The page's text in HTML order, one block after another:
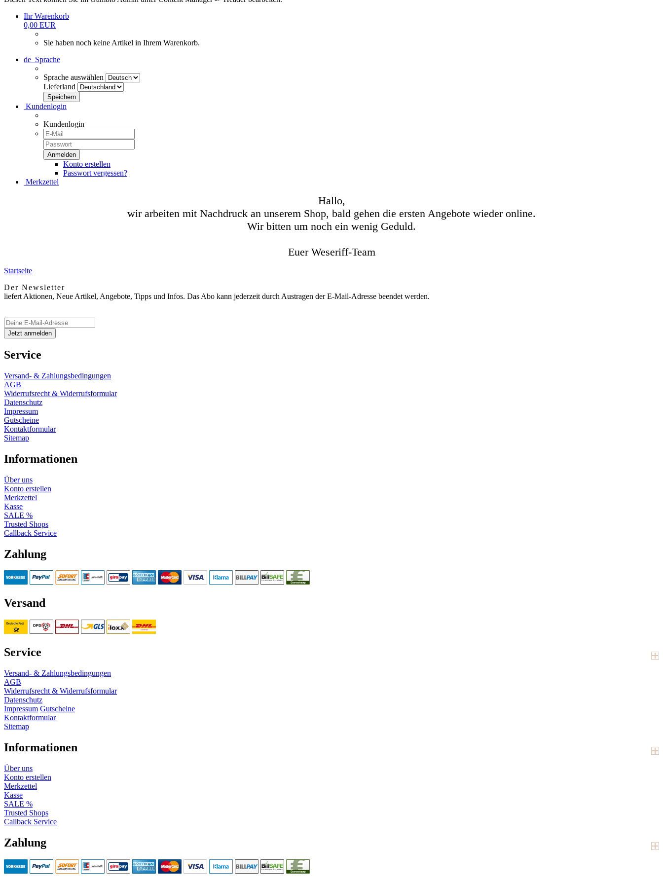
Ihr Warenkorb
0,00 EUR
Sie haben noch keine Artikel in Ihrem Warenkorb.
de Sprache
Sprache auswählen
Lieferland
Kundenlogin
Kundenlogin
Konto erstellen
Passwort vergessen?
Merkzettel
Hallo,
wir arbeiten mit Nachdruck an unserem Shop, bald gehen die ersten Angebote wieder online.
Wir bitten um noch ein wenig Geduld.
Euer Weseriff-Team
Startseite
Der Newsletter
liefert Aktionen, Neue Artikel, Angebote, Tipps und Infos. Das Abo kann jederzeit durch Austragen der E-Mail-Adresse beendet werden.
Service
Versand- & Zahlungsbedingungen
AGB
Widerrufsrecht & Widerrufsformular
Datenschutz
Impressum
Gutscheine
Kontaktformular
Sitemap
Informationen
Über uns
Konto erstellen
Merkzettel
Kasse
SALE %
Trusted Shops
Callback Service
Zahlung
Versand
Service
Versand- & Zahlungsbedingungen
AGB
Widerrufsrecht & Widerrufsformular
Datenschutz
Impressum Gutscheine
Kontaktformular
Sitemap
Informationen
Über uns
Konto erstellen
Merkzettel
Kasse
SALE %
Trusted Shops
Callback Service
Zahlung